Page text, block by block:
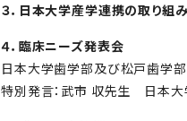
３．日本大学産学連携の取り組
４．臨床ニーズ発表会
日本大学歯学部及び松戸歯学
特別発言：武市 収先生 日本